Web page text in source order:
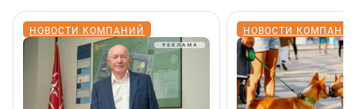
НОВОСТИ КОМПАНИЙ НОВОСТИ